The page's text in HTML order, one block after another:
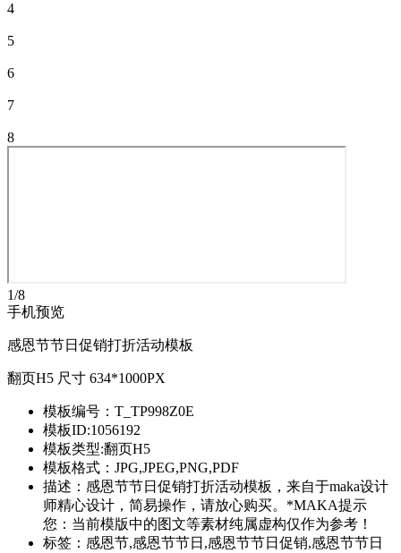
4
5
6
7
8
1/8
手机预览
感恩节节日促销打折活动模板
翻页H5 尺寸 634*1000PX
模板编号：T_TP998Z0E
模板ID:1056192
模板类型:翻页H5
模板格式：JPG,JPEG,PNG,PDF
描述：感恩节节日促销打折活动模板，来自于maka设计
师精心设计，简易操作，请放心购买。*MAKA提示
您：当前模版中的图文等素材纯属虚构仅作为参考！
标签：感恩节,感恩节节日,感恩节节日促销,感恩节节日